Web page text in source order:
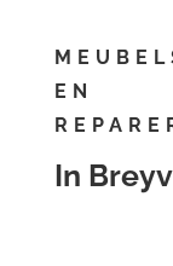
EN
In